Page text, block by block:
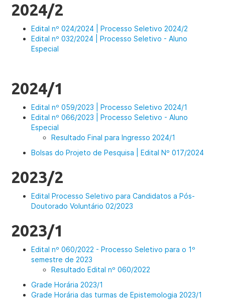
2024/2
Edital nº 024/2024 | Processo Seletivo 2024/2
Edital nº 032/2024 | Processo Seletivo - Aluno
Especial
2024/1
Edital nº 059/2023 | Processo Seletivo 2024/1
Edital nº 066/2023 | Processo Seletivo - Aluno
Especial
Resultado Final para Ingresso 2024/1
Bolsas do Projeto de Pesquisa | Edital Nº 017/2024
2023/2
Edital Processo Seletivo para Candidatos a Pós-
Doutorado Voluntário 02/2023
2023/1
Edital nº 060/2022 - Processo Seletivo para o 1º
semestre de 2023
Resultado Edital nº 060/2022
Grade Horária 2023/1
Grade Horária das turmas de Epistemologia 2023/1